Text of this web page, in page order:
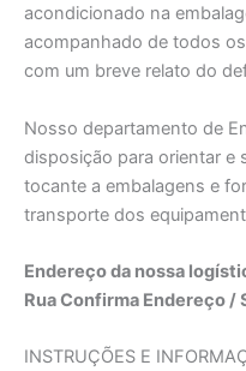
acondicionado na
acompanhado de todos
com um breve relato do
Nosso departamento de
disposição para orientar e
tocante a embalagens e
transporte dos
Endereço da nossa
Rua Confirma Endereço
INSTRUÇÕES E